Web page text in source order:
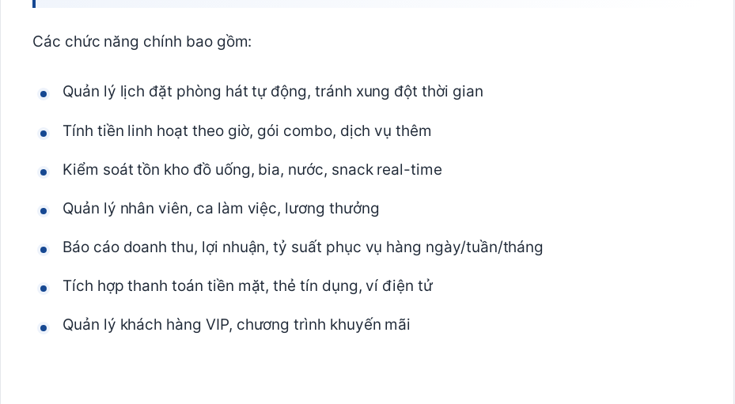
Các chức năng chính bao gồm:
Quản lý lịch đặt phòng hát tự động, tránh xung đột thời gian
Tính tiền linh hoạt theo giờ, gói combo, dịch vụ thêm
Kiểm soát tồn kho đồ uống, bia, nước, snack real-time
Quản lý nhân viên, ca làm việc, lương thưởng
Báo cáo doanh thu, lợi nhuận, tỷ suất phục vụ hàng ngày/tuần/tháng
Tích hợp thanh toán tiền mặt, thẻ tín dụng, ví điện tử
Quản lý khách hàng VIP, chương trình khuyến mãi